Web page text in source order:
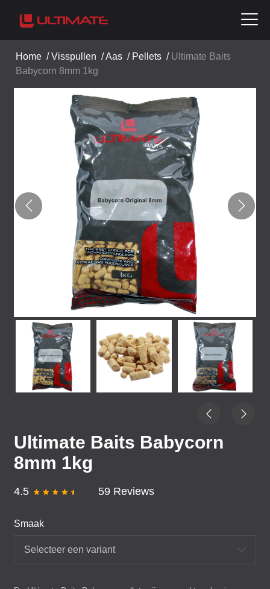
Home /Visspullen /Aas / Pellets / Ultimate Baits
Babycorn 8mm 1kg
Ultimate Baits Babycorn
8mm 1kg
4.5 59 Reviews
Smaak
Selecteer een variant